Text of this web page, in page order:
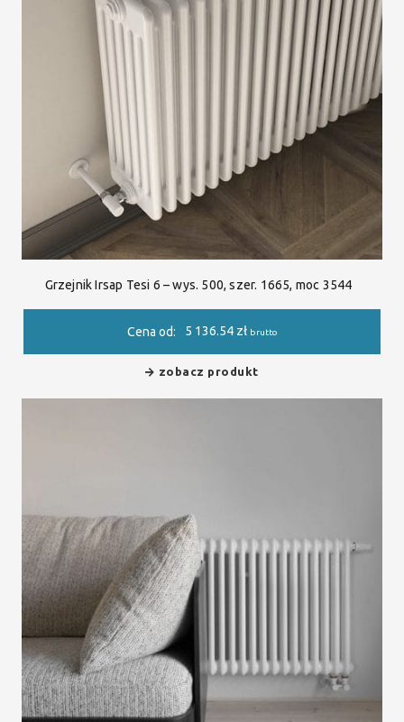
Grzejnik Irsap Tesi 6 – wys. 500, szer. 1665, moc 3544
Cena od: 5 136.54 zł brutto
zobacz produkt